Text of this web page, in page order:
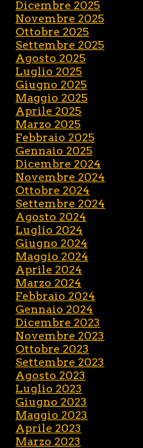
Dicembre 2025
Novembre 2025
Ottobre 2025
Settembre 2025
Agosto 2025
Luglio 2025
Giugno 2025
Maggio 2025
Aprile 2025
Marzo 2025
Febbraio 2025
Gennaio 2025
Dicembre 2024
Novembre 2024
Ottobre 2024
Settembre 2024
Agosto 2024
Luglio 2024
Giugno 2024
Maggio 2024
Aprile 2024
Marzo 2024
Febbraio 2024
Gennaio 2024
Dicembre 2023
Novembre 2023
Ottobre 2023
Settembre 2023
Agosto 2023
Luglio 2023
Giugno 2023
Maggio 2023
Aprile 2023
Marzo 2023